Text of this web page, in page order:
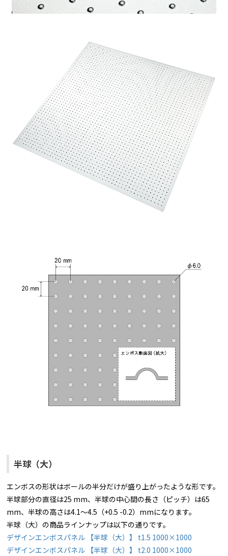
半球（大）
エンボスの形状はボールの半分だけが盛り上がったような形です。
半球部分の直径は25 mm、半球の中心間の長さ（ピッチ）は65
mm、半球の高さは4.1～4.5（+0.5 -0.2）mmになります。
半球（大）の商品ラインナップは以下の通りです。
デザインエンボスパネル 【半球（大）】 t1.5 1000×1000
デザインエンボスパネル 【半球（大）】 t2.0 1000×1000